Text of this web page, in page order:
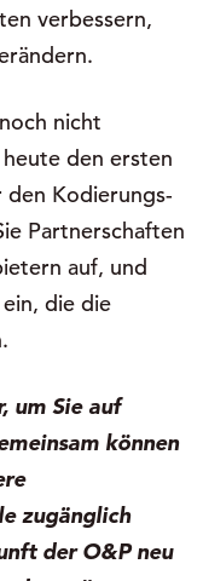
verbessern,
nicht
den ersten
den Kodierungs-
Partnerschaften
auf, und
die die
um Sie auf
können
zugänglich
der O&P neu